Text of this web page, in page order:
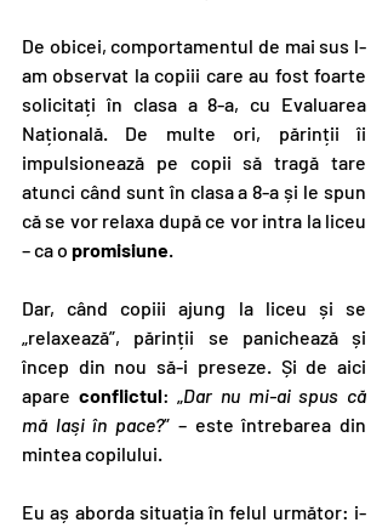
De obicei, comportamentul de mai sus l-
am observat la copiii care au fost foarte
solicitați în clasa a 8-a, cu Evaluarea
Națională. De multe ori, părinții îi
impulsionează pe copii să tragă tare
atunci când sunt în clasa a 8-a și le spun
că se vor relaxa după ce vor intra la liceu
– ca o promisiune.
Dar, când copiii ajung la liceu și se
„relaxează”, părinții se panichează și
încep din nou să-i preseze. Și de aici
apare conflictul: „Dar nu mi-ai spus că
mă lași în pace?” – este întrebarea din
mintea copilului.
Eu aș aborda situația în felul următor: i-